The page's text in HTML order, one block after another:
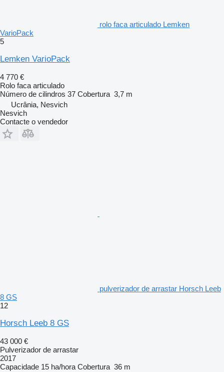
rolo faca articulado Lemken
VarioPack
5
Lemken VarioPack
4 770 €
Rolo faca articulado
Número de cilindros 37 Cobertura 3,7 m
Ucrânia, Nesvich
Nesvich
Contacte o vendedor
pulverizador de arrastar Horsch Leeb
8 GS
12
Horsch Leeb 8 GS
43 000 €
Pulverizador de arrastar
2017
Capacidade 15 ha/hora Cobertura 36 m